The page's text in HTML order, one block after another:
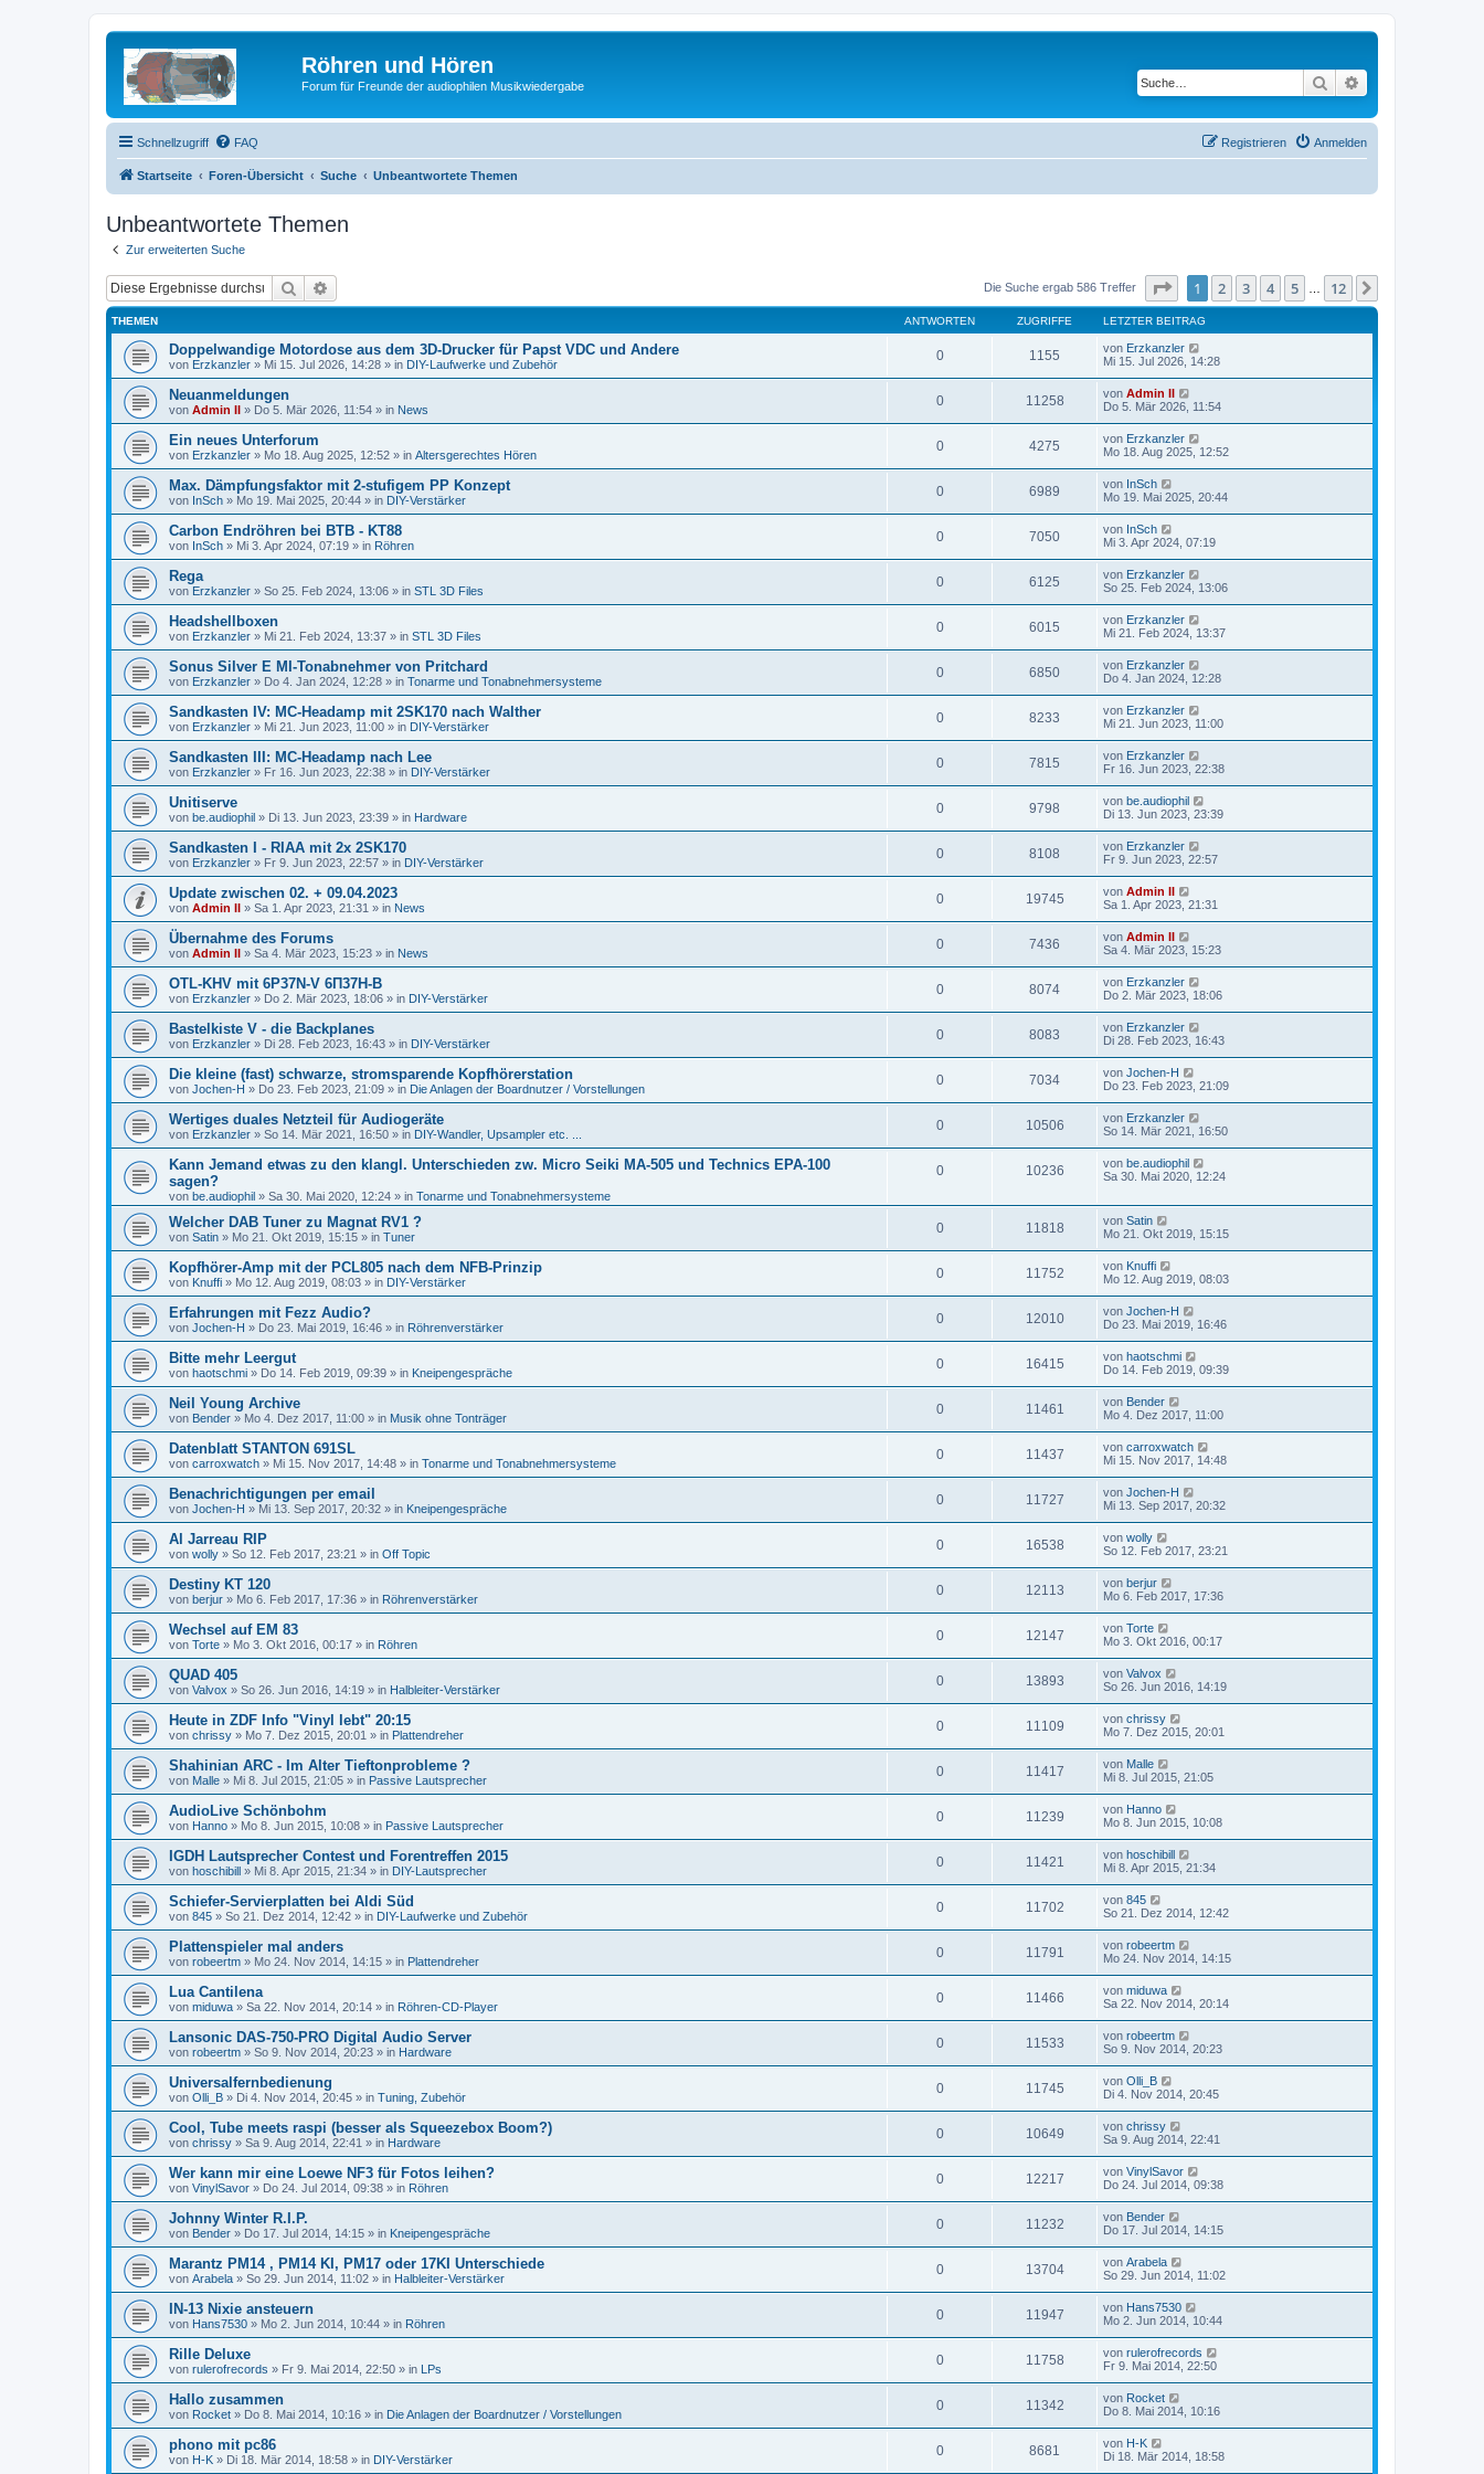
Röhren und Hören
Forum für Freunde der audiophilen Musikwiedergabe Suche
Schnellzugriff FAQ Anmelden
Registrieren
Startseite Foren-Übersicht Suche Unbeantwortete Themen
Unbeantwortete Themen
Zur erweiterten Suche
Suche Die Suche ergab 586 Treffer Seite von12
1 2 3 4 5 12
THEMEN ANTWORTEN ZUGRIFFE LETZTER BEITRAG
Doppelwandige Motordose aus dem 3D-Drucker für Papst VDC und Andere
von Erzkanzler » Mi 15. Jul 2026, 14:28 » in DIY-Laufwerke und Zubehör
0 1155 von Erzkanzler
Mi 15. Jul 2026, 14:28
Neuanmeldungen
von Admin II » Do 5. Mär 2026, 11:54 » in News
0 11258 von Admin II
Do 5. Mär 2026, 11:54
Ein neues Unterforum
von Erzkanzler » Mo 18. Aug 2025, 12:52 » in Altersgerechtes Hören
0 4275 von Erzkanzler
Mo 18. Aug 2025, 12:52
Max. Dämpfungsfaktor mit 2-stufigem PP Konzept
von InSch » Mo 19. Mai 2025, 20:44 » in DIY-Verstärker
0 6989 von InSch
Mo 19. Mai 2025, 20:44
Carbon Endröhren bei BTB - KT88
von InSch » Mi 3. Apr 2024, 07:19 » in Röhren
0 7050 von InSch
Mi 3. Apr 2024, 07:19
Rega
von Erzkanzler » So 25. Feb 2024, 13:06 » in STL 3D Files
0 6125 von Erzkanzler
So 25. Feb 2024, 13:06
Headshellboxen
von Erzkanzler » Mi 21. Feb 2024, 13:37 » in STL 3D Files
0 6015 von Erzkanzler
Mi 21. Feb 2024, 13:37
Sonus Silver E MI-Tonabnehmer von Pritchard
von Erzkanzler » Do 4. Jan 2024, 12:28 » in Tonarme und Tonabnehmersysteme
0 6850 von Erzkanzler
Do 4. Jan 2024, 12:28
Sandkasten IV: MC-Headamp mit 2SK170 nach Walther
von Erzkanzler » Mi 21. Jun 2023, 11:00 » in DIY-Verstärker
0 8233 von Erzkanzler
Mi 21. Jun 2023, 11:00
Sandkasten III: MC-Headamp nach Lee
von Erzkanzler » Fr 16. Jun 2023, 22:38 » in DIY-Verstärker
0 7815 von Erzkanzler
Fr 16. Jun 2023, 22:38
Unitiserve
von be.audiophil » Di 13. Jun 2023, 23:39 » in Hardware
0 9798 von be.audiophil
Di 13. Jun 2023, 23:39
Sandkasten I - RIAA mit 2x 2SK170
von Erzkanzler » Fr 9. Jun 2023, 22:57 » in DIY-Verstärker
0 8108 von Erzkanzler
Fr 9. Jun 2023, 22:57
Update zwischen 02. + 09.04.2023
von Admin II » Sa 1. Apr 2023, 21:31 » in News
0 19745 von Admin II
Sa 1. Apr 2023, 21:31
Übernahme des Forums
von Admin II » Sa 4. Mär 2023, 15:23 » in News
0 7436 von Admin II
Sa 4. Mär 2023, 15:23
OTL-KHV mit 6P37N-V 6П37Н-В
von Erzkanzler » Do 2. Mär 2023, 18:06 » in DIY-Verstärker
0 8074 von Erzkanzler
Do 2. Mär 2023, 18:06
Bastelkiste V - die Backplanes
von Erzkanzler » Di 28. Feb 2023, 16:43 » in DIY-Verstärker
0 8083 von Erzkanzler
Di 28. Feb 2023, 16:43
Die kleine (fast) schwarze, stromsparende Kopfhörerstation
von Jochen-H » Do 23. Feb 2023, 21:09 » in Die Anlagen der Boardnutzer / Vorstellungen
0 7034 von Jochen-H
Do 23. Feb 2023, 21:09
Wertiges duales Netzteil für Audiogeräte
von Erzkanzler » So 14. Mär 2021, 16:50 » in DIY-Wandler, Upsampler etc. ...
0 10506 von Erzkanzler
So 14. Mär 2021, 16:50
Kann Jemand etwas zu den klangl. Unterschieden zw. Micro Seiki MA-505 und Technics EPA-100
sagen?
von be.audiophil » Sa 30. Mai 2020, 12:24 » in Tonarme und Tonabnehmersysteme
0 10236 von be.audiophil
Sa 30. Mai 2020, 12:24
Welcher DAB Tuner zu Magnat RV1 ?
von Satin » Mo 21. Okt 2019, 15:15 » in Tuner
0 11818 von Satin
Mo 21. Okt 2019, 15:15
Kopfhörer-Amp mit der PCL805 nach dem NFB-Prinzip
von Knuffi » Mo 12. Aug 2019, 08:03 » in DIY-Verstärker
0 11752 von Knuffi
Mo 12. Aug 2019, 08:03
Erfahrungen mit Fezz Audio?
von Jochen-H » Do 23. Mai 2019, 16:46 » in Röhrenverstärker
0 12010 von Jochen-H
Do 23. Mai 2019, 16:46
Bitte mehr Leergut
von haotschmi » Do 14. Feb 2019, 09:39 » in Kneipengespräche
0 16415 von haotschmi
Do 14. Feb 2019, 09:39
Neil Young Archive
von Bender » Mo 4. Dez 2017, 11:00 » in Musik ohne Tonträger
0 11461 von Bender
Mo 4. Dez 2017, 11:00
Datenblatt STANTON 691SL
von carroxwatch » Mi 15. Nov 2017, 14:48 » in Tonarme und Tonabnehmersysteme
0 11437 von carroxwatch
Mi 15. Nov 2017, 14:48
Benachrichtigungen per email
von Jochen-H » Mi 13. Sep 2017, 20:32 » in Kneipengespräche
0 11727 von Jochen-H
Mi 13. Sep 2017, 20:32
Al Jarreau RIP
von wolly » So 12. Feb 2017, 23:21 » in Off Topic
0 16538 von wolly
So 12. Feb 2017, 23:21
Destiny KT 120
von berjur » Mo 6. Feb 2017, 17:36 » in Röhrenverstärker
0 12113 von berjur
Mo 6. Feb 2017, 17:36
Wechsel auf EM 83
von Torte » Mo 3. Okt 2016, 00:17 » in Röhren
0 12147 von Torte
Mo 3. Okt 2016, 00:17
QUAD 405
von Valvox » So 26. Jun 2016, 14:19 » in Halbleiter-Verstärker
0 13893 von Valvox
So 26. Jun 2016, 14:19
Heute in ZDF Info "Vinyl lebt" 20:15
von chrissy » Mo 7. Dez 2015, 20:01 » in Plattendreher
0 11109 von chrissy
Mo 7. Dez 2015, 20:01
Shahinian ARC - Im Alter Tieftonprobleme ?
von Malle » Mi 8. Jul 2015, 21:05 » in Passive Lautsprecher
0 11417 von Malle
Mi 8. Jul 2015, 21:05
AudioLive Schönbohm
von Hanno » Mo 8. Jun 2015, 10:08 » in Passive Lautsprecher
0 11239 von Hanno
Mo 8. Jun 2015, 10:08
IGDH Lautsprecher Contest und Forentreffen 2015
von hoschibill » Mi 8. Apr 2015, 21:34 » in DIY-Lautsprecher
0 11421 von hoschibill
Mi 8. Apr 2015, 21:34
Schiefer-Servierplatten bei Aldi Süd
von 845 » So 21. Dez 2014, 12:42 » in DIY-Laufwerke und Zubehör
0 11702 von 845
So 21. Dez 2014, 12:42
Plattenspieler mal anders
von robeertm » Mo 24. Nov 2014, 14:15 » in Plattendreher
0 11791 von robeertm
Mo 24. Nov 2014, 14:15
Lua Cantilena
von miduwa » Sa 22. Nov 2014, 20:14 » in Röhren-CD-Player
0 11466 von miduwa
Sa 22. Nov 2014, 20:14
Lansonic DAS-750-PRO Digital Audio Server
von robeertm » So 9. Nov 2014, 20:23 » in Hardware
0 11533 von robeertm
So 9. Nov 2014, 20:23
Universalfernbedienung
von Olli_B » Di 4. Nov 2014, 20:45 » in Tuning, Zubehör
0 11745 von Olli_B
Di 4. Nov 2014, 20:45
Cool, Tube meets raspi (besser als Squeezebox Boom?)
von chrissy » Sa 9. Aug 2014, 22:41 » in Hardware
0 10649 von chrissy
Sa 9. Aug 2014, 22:41
Wer kann mir eine Loewe NF3 für Fotos leihen?
von VinylSavor » Do 24. Jul 2014, 09:38 » in Röhren
0 12217 von VinylSavor
Do 24. Jul 2014, 09:38
Johnny Winter R.I.P.
von Bender » Do 17. Jul 2014, 14:15 » in Kneipengespräche
0 11232 von Bender
Do 17. Jul 2014, 14:15
Marantz PM14 , PM14 KI, PM17 oder 17KI Unterschiede
von Arabela » So 29. Jun 2014, 11:02 » in Halbleiter-Verstärker
0 13704 von Arabela
So 29. Jun 2014, 11:02
IN-13 Nixie ansteuern
von Hans7530 » Mo 2. Jun 2014, 10:44 » in Röhren
0 11947 von Hans7530
Mo 2. Jun 2014, 10:44
Rille Deluxe
von rulerofrecords » Fr 9. Mai 2014, 22:50 » in LPs
0 11758 von rulerofrecords
Fr 9. Mai 2014, 22:50
Hallo zusammen
von Rocket » Do 8. Mai 2014, 10:16 » in Die Anlagen der Boardnutzer / Vorstellungen
0 11342 von Rocket
Do 8. Mai 2014, 10:16
phono mit pc86
von H-K » Di 18. Mär 2014, 18:58 » in DIY-Verstärker
0 8681 von H-K
Di 18. Mär 2014, 18:58